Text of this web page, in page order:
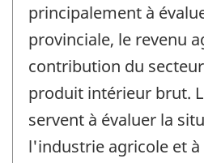
principalement à
provinciale, le revenu
contribution du
produit intérieur brut.
servent à évaluer la
l'industrie agricole et à